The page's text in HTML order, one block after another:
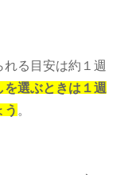
る目安は約１週
を選ぶときは１週
う